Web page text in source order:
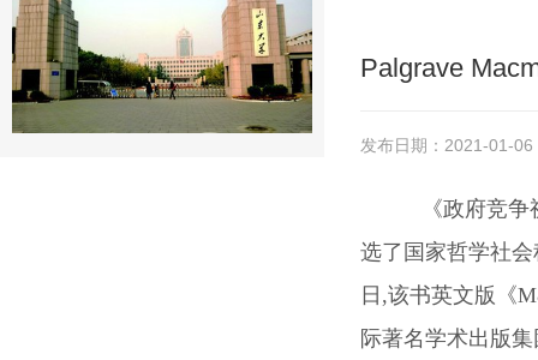
Palgrave
发布日期：2021-01-06
《政府竞争
选了国家哲学社
日 ,该书英文版 《
际著名学术出版集